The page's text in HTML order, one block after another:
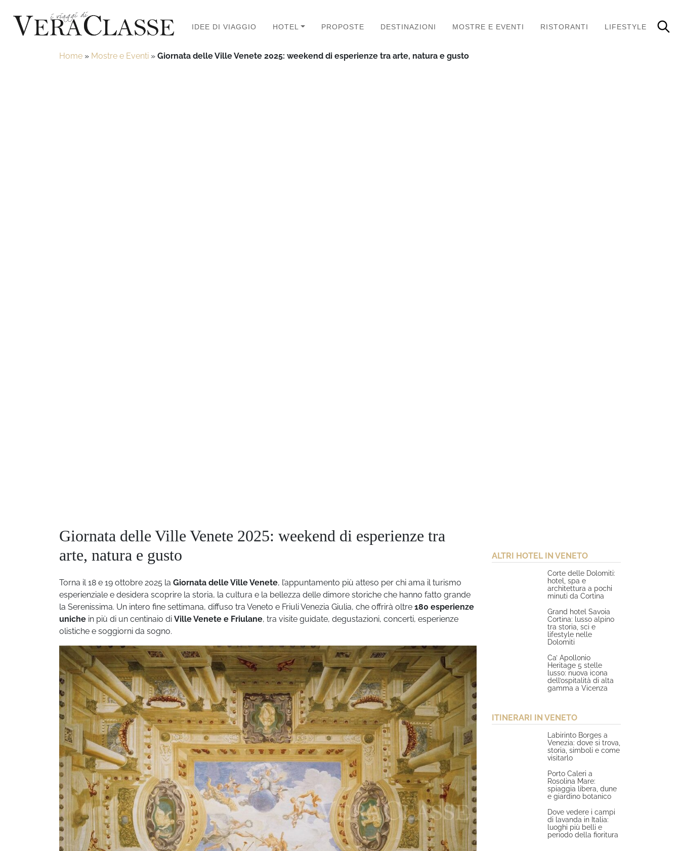
IDEE DI VIAGGIO HOTEL PROPOSTE DESTINAZIONI MOSTRE E EVENTI RISTORANTI LIFESTYLE
Home » Mostre e Eventi » Giornata delle Ville Venete 2025: weekend di esperienze tra arte, natura e gusto
Giornata delle Ville Venete 2025: weekend di esperienze tra
arte, natura e gusto
Torna il 18 e 19 ottobre 2025 la Giornata delle Ville Venete, l’appuntamento più atteso per chi ama il turismo
esperienziale e desidera scoprire la storia, la cultura e la bellezza delle dimore storiche che hanno fatto grande
la Serenissima. Un intero fine settimana, diffuso tra Veneto e Friuli Venezia Giulia, che offrirà oltre 180 esperienze
uniche in più di un centinaio di Ville Venete e Friulane, tra visite guidate, degustazioni, concerti, esperienze
olistiche e soggiorni da sogno.
ALTRI HOTEL IN VENETO
Corte delle Dolomiti:
hotel, spa e
architettura a pochi
minuti da Cortina
Grand hotel Savoia
Cortina: lusso alpino
tra storia, sci e
lifestyle nelle
Dolomiti
Ca’ Apollonio
Heritage 5 stelle
lusso: nuova icona
dell’ospitalità di alta
gamma a Vicenza
ITINERARI IN VENETO
Labirinto Borges a
Venezia: dove si trova,
storia, simboli e come
visitarlo
Porto Caleri a
Rosolina Mare:
spiaggia libera, dune
e giardino botanico
Dove vedere i campi
di lavanda in Italia:
luoghi più belli e
periodo della fioritura